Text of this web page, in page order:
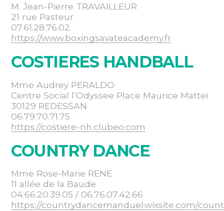
M. Jean-Pierre TRAVAILLEUR
21 rue Pasteur
07.61.28.76.02
https://www.boxingsavateacademy.fr
COSTIERES HANDBALL
Mme Audrey PERALDO
Centre Social l’Odyssee Place Maurice Mattei
30129 REDESSAN
06.79.70.71.75
https://costiere-nh.clubeo.com
COUNTRY DANCE
Mme Rose-Marie RENE
11 allée de la Baude
04.66.20.39.05 / 06.76.07.42.66
https://countrydancemanduel.wixsite.com/